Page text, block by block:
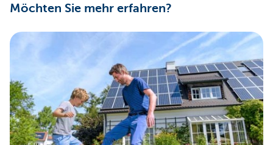
Möchten Sie mehr erfahren?